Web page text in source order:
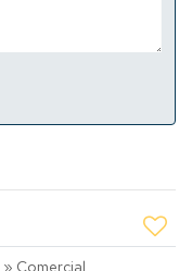
» Comercial